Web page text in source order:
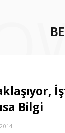
Bilgi